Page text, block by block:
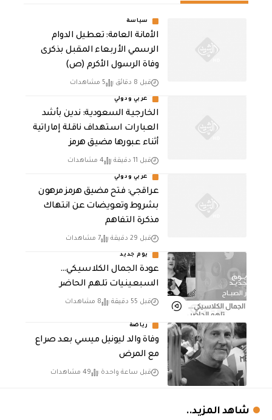
سياسة
الأمانة العامة: تعطيل الدوام
الرسمي الأربعاء المقبل بذكرى
وفاة الرسول الأكرم (ص)
قبل 8 دقائق 5 مشاهدات
عربي ودولي
‏الخارجية السعودية: ندين بأشد
العبارات استهداف ناقلة إماراتية
أثناء عبورها مضيق هرمز
قبل 11 دقيقة 4 مشاهدات
عربي ودولي
عراقجي: فتح مضيق هرمز مرهون
بشروط وتعويضات عن انتهاك
مذكرة التفاهم
قبل 29 دقيقة 7 مشاهدات
يوم جديد
عودة الجمال الكلاسيكي…
السبعينيات تلهم الحاضر
قبل 55 دقيقة 8 مشاهدات
رياضة
وفاة والد ليونيل ميسي بعد صراع
مع المرض
قبل ساعة واحدة 49 مشاهدات
شاهد المزيد..